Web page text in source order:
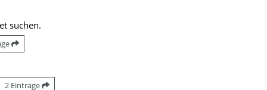
suchen.
2 Einträge